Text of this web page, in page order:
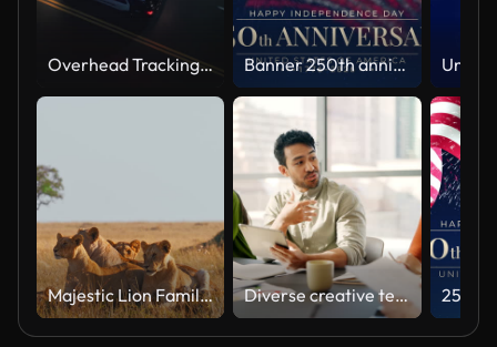
Overhead Tracking Drone Shot of a Police Car Driving on a City Street with Lights On at Night Banner 250th anniversary of the USA. 250 years of independence. 4th of july 2026 usa independence day, video greeting card. US flag fireworks on blue sky background. Fourth of july. 4k seamless loop
Majestic Lion Family Relaxing in Natural Habitat Under Soft Light Diverse creative team collaborating on a marketing strategy in an office meeting